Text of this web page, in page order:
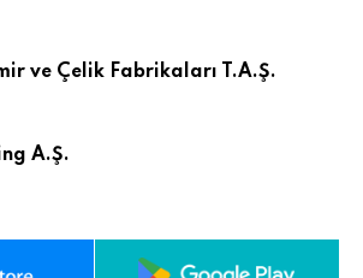
ve Çelik Fabrikaları T.A.Ş.
A.Ş.